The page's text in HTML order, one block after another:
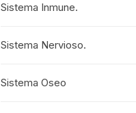
Sistema Inmune.
Sistema Nervioso.
Sistema Oseo